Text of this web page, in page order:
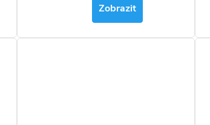
Zobrazit